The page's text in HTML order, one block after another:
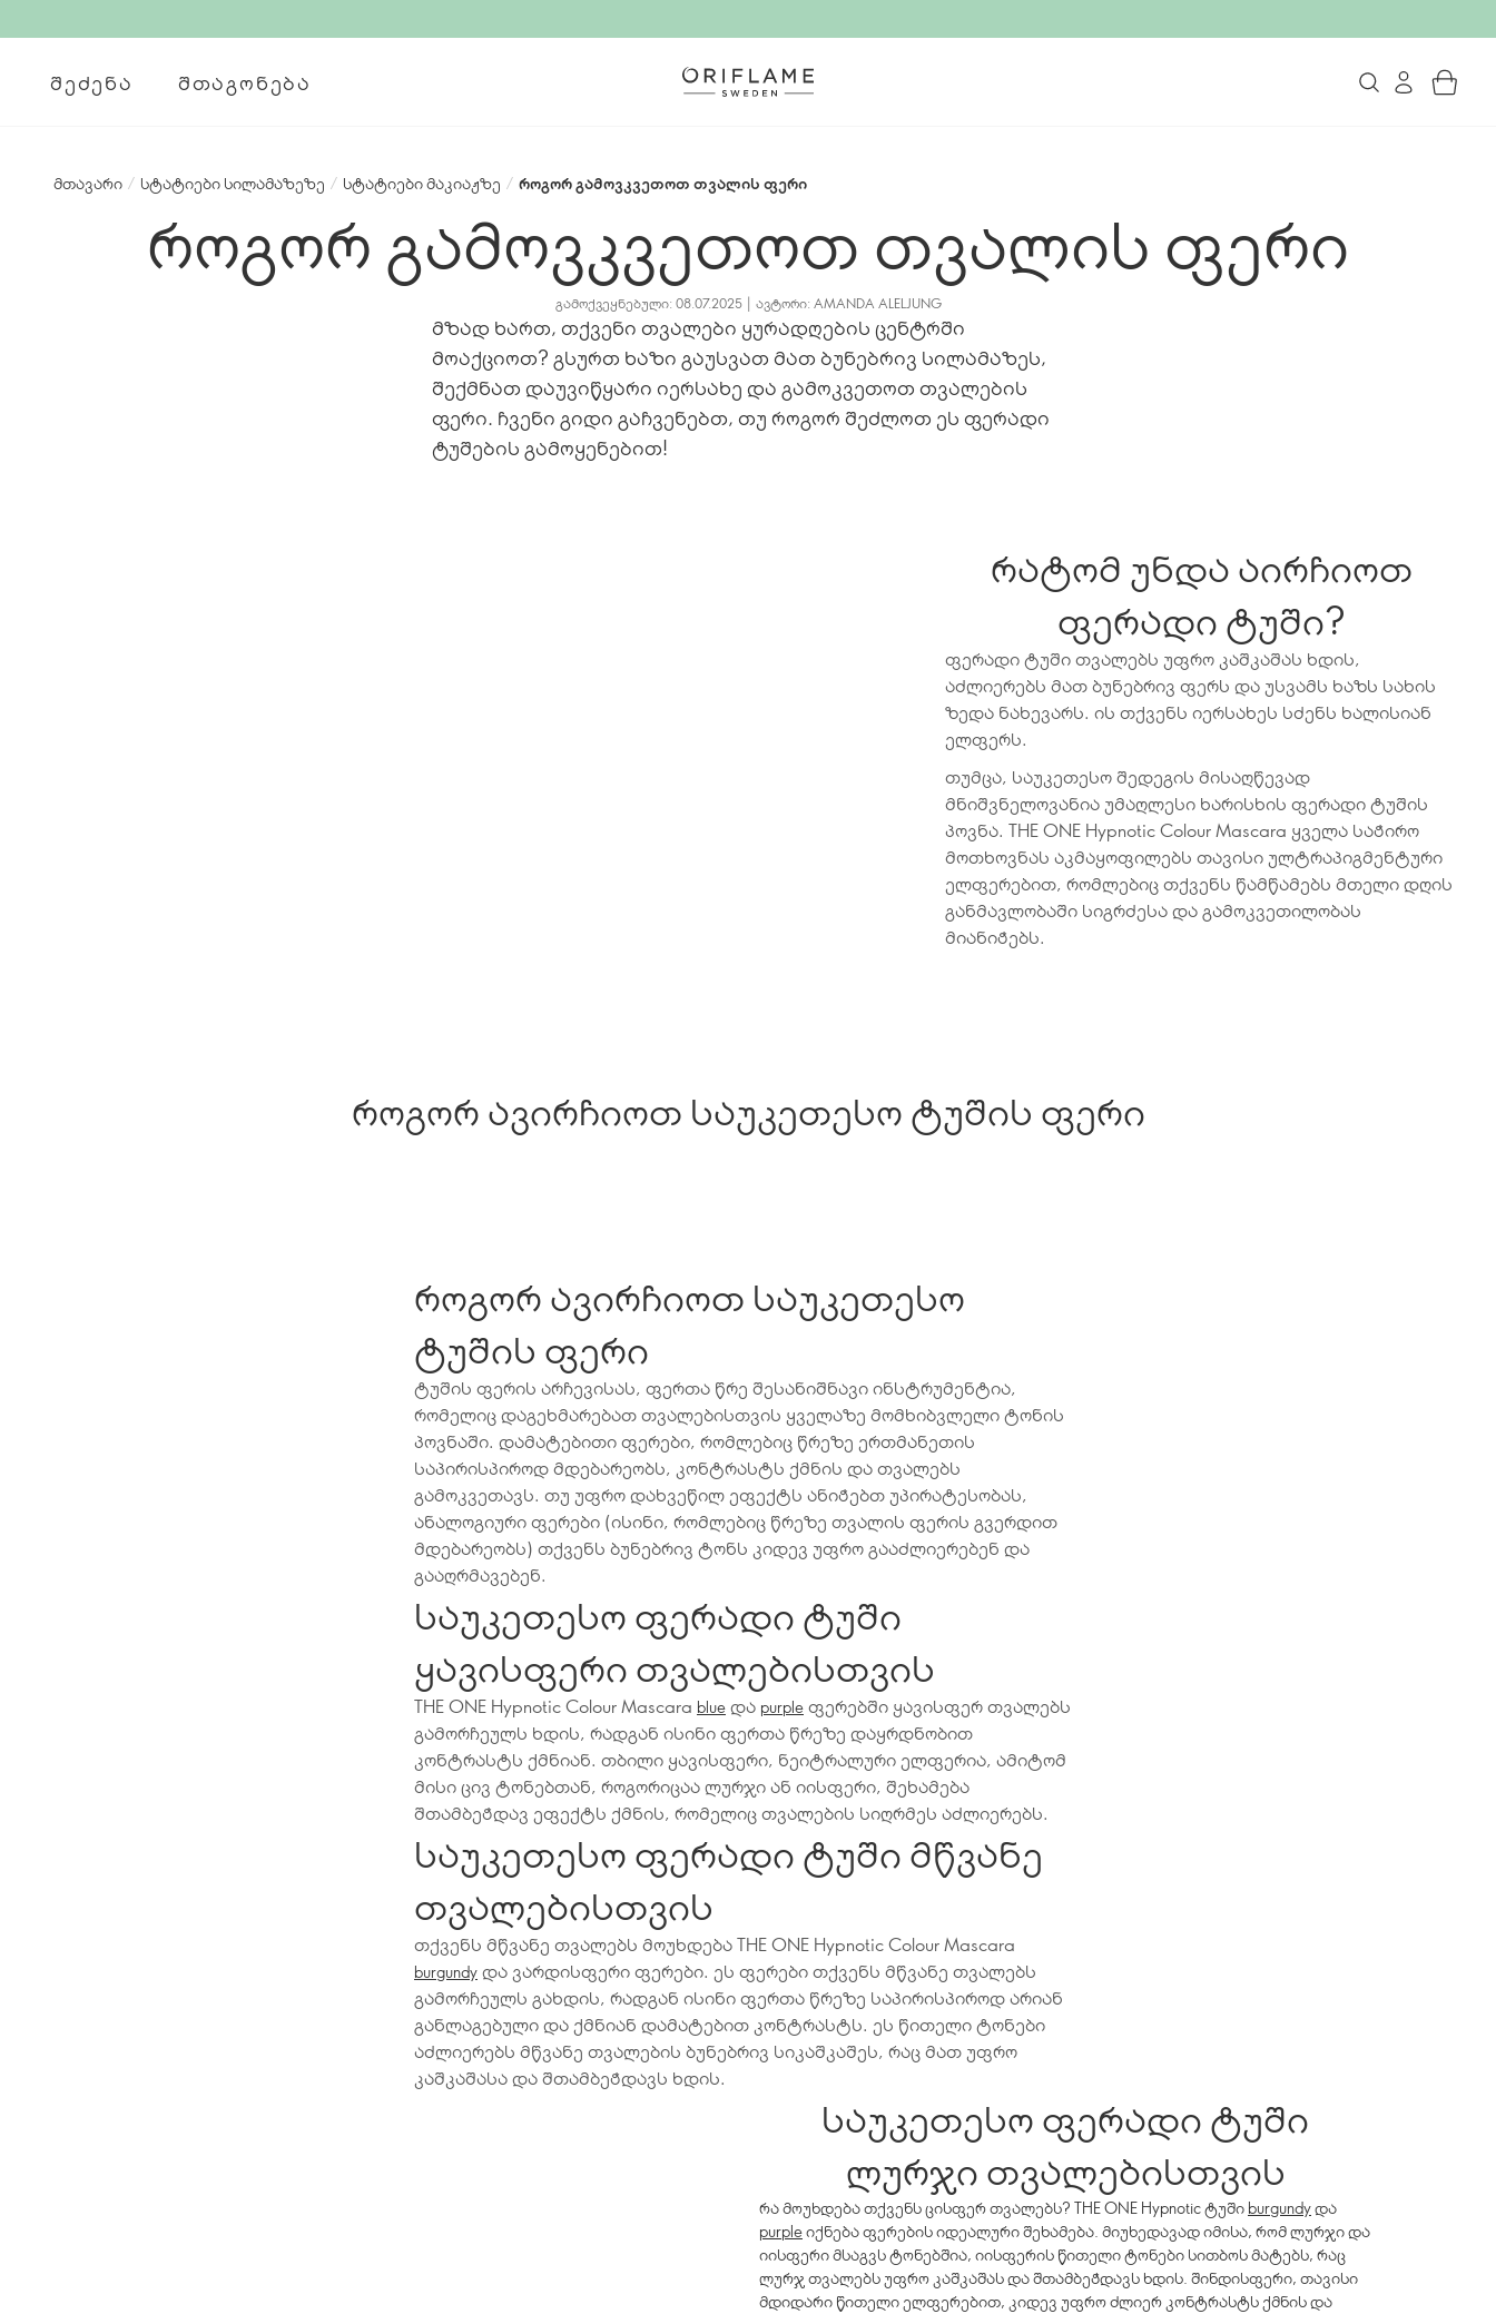
ᲨᲔᲫᲔᲜᲐ ᲨᲗᲐᲒᲝᲜᲔᲑᲐ
მთავარი / სტატიები სილამაზეზე / სტატიები მაკიაჟზე / როგორ გამოვკვეთოთ თვალის ფერი
როგორ გამოვკვეთოთ თვალის ფერი
ᲒᲐᲛᲝᲥᲕᲔᲧᲜᲔᲑᲣᲚᲘ: 08.07.2025 | ᲐᲕᲢᲝᲠᲘ: AMANDA ALELJUNG
მზად ხართ, თქვენი თვალები ყურადღების ცენტრში
მოაქციოთ? გსურთ ხაზი გაუსვათ მათ ბუნებრივ სილამაზეს,
შექმნათ დაუვიწყარი იერსახე და გამოკვეთოთ თვალების
ფერი. ჩვენი გიდი გაჩვენებთ, თუ როგორ შეძლოთ ეს ფერადი
ტუშების გამოყენებით!
რატომ უნდა აირჩიოთ
ფერადი ტუში?
ფერადი ტუში თვალებს უფრო კაშკაშას ხდის,
აძლიერებს მათ ბუნებრივ ფერს და უსვამს ხაზს სახის
ზედა ნახევარს. ის თქვენს იერსახეს სძენს ხალისიან
ელფერს.
თუმცა, საუკეთესო შედეგის მისაღწევად
მნიშვნელოვანია უმაღლესი ხარისხის ფერადი ტუშის
პოვნა. THE ONE Hypnotic Colour Mascara ყველა საჭირო
მოთხოვნას აკმაყოფილებს თავისი ულტრაპიგმენტური
ელფერებით, რომლებიც თქვენს წამწამებს მთელი დღის
განმავლობაში სიგრძესა და გამოკვეთილობას
მიანიჭებს.
როგორ ავირჩიოთ საუკეთესო ტუშის ფერი
როგორ ავირჩიოთ საუკეთესო
ტუშის ფერი
ტუშის ფერის არჩევისას, ფერთა წრე შესანიშნავი ინსტრუმენტია,
რომელიც დაგეხმარებათ თვალებისთვის ყველაზე მომხიბვლელი ტონის
პოვნაში. დამატებითი ფერები, რომლებიც წრეზე ერთმანეთის
საპირისპიროდ მდებარეობს, კონტრასტს ქმნის და თვალებს
გამოკვეთავს. თუ უფრო დახვეწილ ეფექტს ანიჭებთ უპირატესობას,
ანალოგიური ფერები (ისინი, რომლებიც წრეზე თვალის ფერის გვერდით
მდებარეობს) თქვენს ბუნებრივ ტონს კიდევ უფრო გააძლიერებენ და
გააღრმავებენ.
საუკეთესო ფერადი ტუში
ყავისფერი თვალებისთვის
THE ONE Hypnotic Colour Mascara blue და purple ფერებში ყავისფერ თვალებს
გამორჩეულს ხდის, რადგან ისინი ფერთა წრეზე დაყრდნობით
კონტრასტს ქმნიან. თბილი ყავისფერი, ნეიტრალური ელფერია, ამიტომ
მისი ცივ ტონებთან, როგორიცაა ლურჯი ან იისფერი, შეხამება
შთამბეჭდავ ეფექტს ქმნის, რომელიც თვალების სიღრმეს აძლიერებს.
საუკეთესო ფერადი ტუში მწვანე
თვალებისთვის
თქვენს მწვანე თვალებს მოუხდება THE ONE Hypnotic Colour Mascara
burgundy და ვარდისფერი ფერები. ეს ფერები თქვენს მწვანე თვალებს
გამორჩეულს გახდის, რადგან ისინი ფერთა წრეზე საპირისპიროდ არიან
განლაგებული და ქმნიან დამატებით კონტრასტს. ეს წითელი ტონები
აძლიერებს მწვანე თვალების ბუნებრივ სიკაშკაშეს, რაც მათ უფრო
კაშკაშასა და შთამბეჭდავს ხდის.
საუკეთესო ფერადი ტუში
ლურჯი თვალებისთვის
რა მოუხდება თქვენს ცისფერ თვალებს? THE ONE Hypnotic ტუში burgundyდა
purpleიქნება ფერების იდეალური შეხამება. მიუხედავად იმისა, რომ ლურჯი და
იისფერი მსაგვს ტონებშია, იისფერის წითელი ტონები სითბოს მატებს, რაც
ლურჯ თვალებს უფრო კაშკაშას და შთამბეჭდავს ხდის. შინდისფერი, თავისი
მდიდარი წითელი ელფერებით, კიდევ უფრო ძლიერ კონტრასტს ქმნის და